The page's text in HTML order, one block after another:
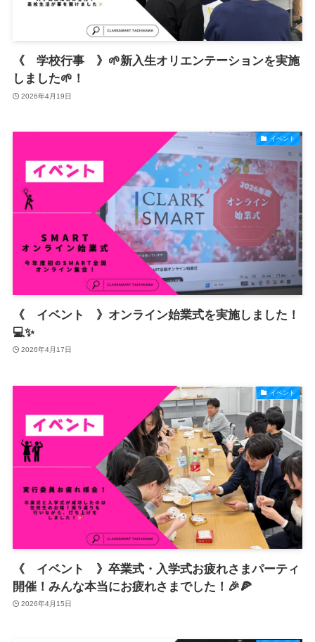
《 学校行事 》🌱新入生オリエンテーションを実施
しました🌱！
2026年4月19日
イベント
《 イベント 》オンライン始業式を実施しました！
💻✨
2026年4月17日
イベント
《 イベント 》卒業式・入学式お疲れさまパーティ
開催！みんな本当にお疲れさまでした！🎉🍕
2026年4月15日